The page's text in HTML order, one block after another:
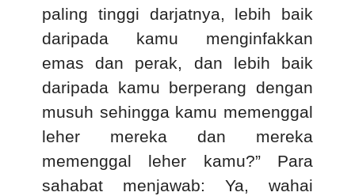
paling tinggi darjatnya, lebih baik
daripada kamu menginfakkan
emas dan perak, dan lebih baik
daripada kamu berperang dengan
musuh sehingga kamu memenggal
leher mereka dan mereka
memenggal leher kamu?” Para
sahabat menjawab: Ya, wahai